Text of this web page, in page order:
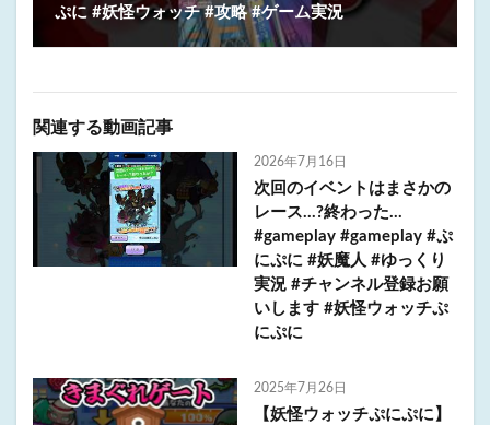
ぷに #妖怪ウォッチ #攻略 #ゲーム実況
関連する動画記事
2026年7月16日
次回のイベントはまさかの
レース…?終わった…
#gameplay #gameplay #ぷ
にぷに #妖魔人 #ゆっくり
実況 #チャンネル登録お願
いします #妖怪ウォッチぷ
にぷに
2025年7月26日
【妖怪ウォッチぷにぷに】